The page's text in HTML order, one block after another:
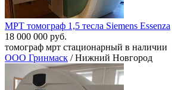
МРТ томограф 1,5 тесла Siemens Essenza
18 000 000 руб.
томограф мрт стационарный в наличии
ООО Гринмаск / Нижний Новгород